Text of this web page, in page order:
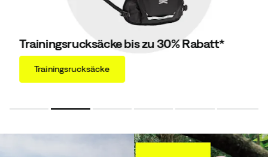
Trainingsrucksäcke bis zu 30% Rabatt*
Trainingsrucksäcke